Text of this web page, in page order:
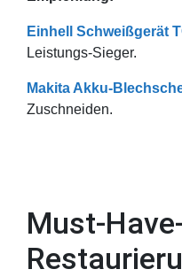
Einhell Schweißgerät
Leistungs-Sieger.
Makita Akku-
Zuschneiden.
Must-